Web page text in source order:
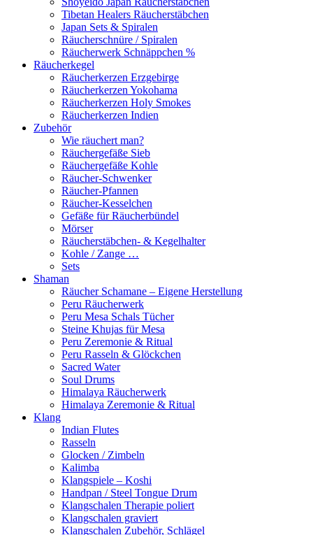
Tibetan Healers Räucherstäbchen
Japan Sets & Spiralen
Räucherschnüre / Spiralen
Räucherwerk Schnäppchen %
Räucherkegel
Räucherkerzen Erzgebirge
Räucherkerzen Yokohama
Räucherkerzen Holy Smokes
Räucherkerzen Indien
Zubehör
Wie räuchert man?
Räuchergefäße Sieb
Räuchergefäße Kohle
Räucher-Schwenker
Räucher-Pfannen
Räucher-Kesselchen
Gefäße für Räucherbündel
Mörser
Räucherstäbchen- & Kegelhalter
Kohle / Zange …
Sets
Shaman
Räucher Schamane – Eigene Herstellung
Peru Räucherwerk
Peru Mesa Schals Tücher
Steine Khujas für Mesa
Peru Zeremonie & Ritual
Peru Rasseln & Glöckchen
Sacred Water
Soul Drums
Himalaya Räucherwerk
Himalaya Zeremonie & Ritual
Klang
Indian Flutes
Rasseln
Glocken / Zimbeln
Kalimba
Klangspiele – Koshi
Handpan / Steel Tongue Drum
Klangschalen Therapie poliert
Klangschalen graviert
Klangschalen Zubehör, Schlägel